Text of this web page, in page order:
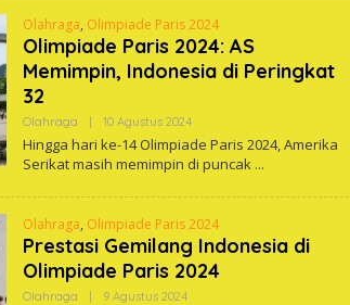
Olahraga, Olimpiade Paris 2024
Olimpiade Paris 2024: AS
Memimpin, Indonesia di Peringkat
32
Olahraga | 10 Agustus 2024Oleh
Hingga hari ke-14 Olimpiade Paris 2024, Amerika
Serikat masih memimpin di puncak
Olahraga, Olimpiade Paris 2024
Prestasi Gemilang Indonesia di
Olimpiade Paris 2024
Olahraga | 9 Agustus 2024Oleh